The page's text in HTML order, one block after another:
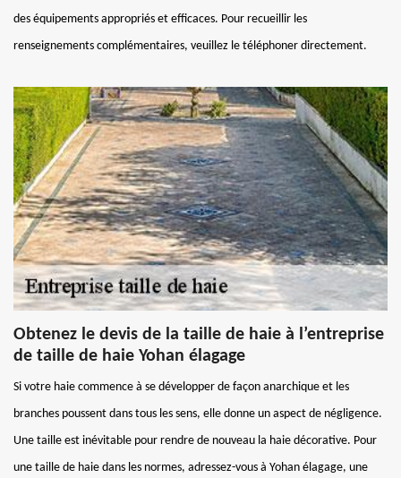
des équipements appropriés et efficaces. Pour recueillir les
renseignements complémentaires, veuillez le téléphoner directement.
Obtenez le devis de la taille de haie à l’entreprise
de taille de haie Yohan élagage
Si votre haie commence à se développer de façon anarchique et les
branches poussent dans tous les sens, elle donne un aspect de négligence.
Une taille est inévitable pour rendre de nouveau la haie décorative. Pour
une taille de haie dans les normes, adressez-vous à Yohan élagage, une